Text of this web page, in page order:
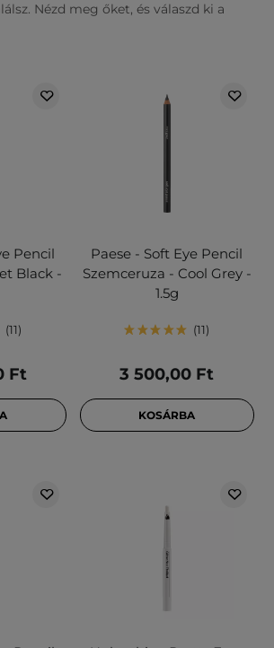
Nézd meg őket, és válaszd ki a
Pencil
Black -
11
Ft
Paese - Soft Eye Pencil
Szemceruza - Cool Grey -
1.5g
11
3 500,00 Ft
KOSÁRBA